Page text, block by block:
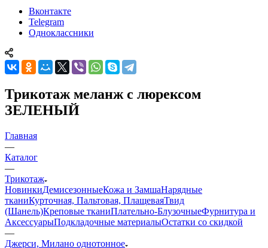
Вконтакте
Telegram
Одноклассники
Трикотаж меланж с люрексом
ЗЕЛЕНЫЙ
Главная
—
Каталог
—
Трикотаж
НовинкиДемисезонныеКожа и ЗамшаНарядные
тканиКурточная, Пальтовая, ПлащеваяТвид
(Шанель)Креповые тканиПлательно-БлузочныеФурнитура и
АксессуарыПодкладочные материалыОстатки со скидкой
—
Джерси, Милано однотонное